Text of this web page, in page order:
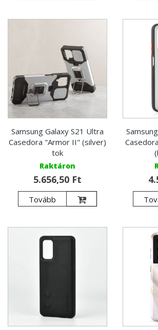
Samsung Galaxy S21 Ultra
Casedora "Armor II" (silver)
tok
Raktáron
5.656,50 Ft
Tovább